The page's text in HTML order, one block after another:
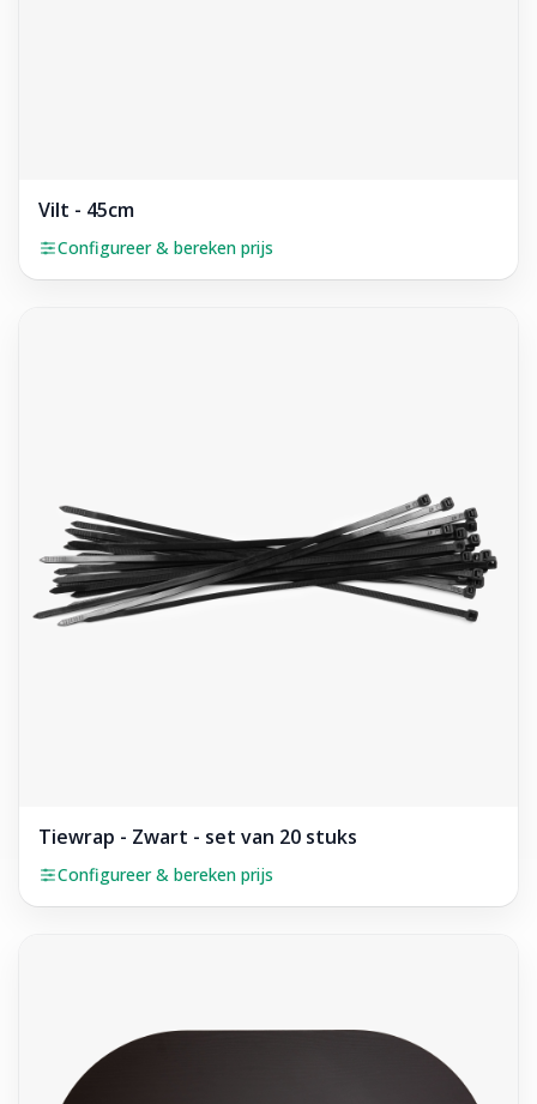
Vilt - 45cm
Configureer & bereken prijs
Tiewrap - Zwart - set van 20 stuks
Configureer & bereken prijs